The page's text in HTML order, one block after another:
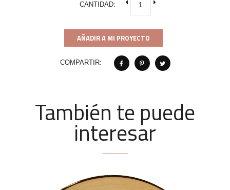
CANTIDAD:
AÑADIR A MI PROYECTO
COMPARTIR:
También te puede
interesar